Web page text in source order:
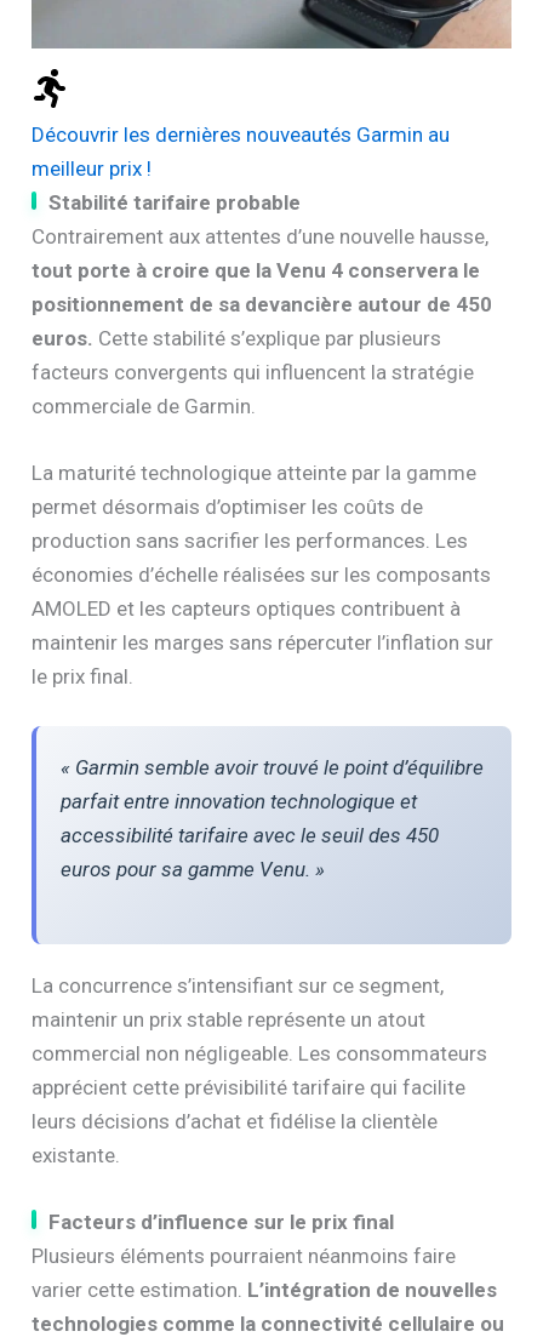
Découvrir les dernières nouveautés Garmin au
meilleur prix !
Stabilité tarifaire probable
Contrairement aux attentes d’une nouvelle hausse,
tout porte à croire que la Venu 4 conservera le
positionnement de sa devancière autour de 450
euros. Cette stabilité s’explique par plusieurs
facteurs convergents qui influencent la stratégie
commerciale de Garmin.
La maturité technologique atteinte par la gamme
permet désormais d’optimiser les coûts de
production sans sacrifier les performances. Les
économies d’échelle réalisées sur les composants
AMOLED et les capteurs optiques contribuent à
maintenir les marges sans répercuter l’inflation sur
le prix final.
« Garmin semble avoir trouvé le point d’équilibre
parfait entre innovation technologique et
accessibilité tarifaire avec le seuil des 450
euros pour sa gamme Venu. »
La concurrence s’intensifiant sur ce segment,
maintenir un prix stable représente un atout
commercial non négligeable. Les consommateurs
apprécient cette prévisibilité tarifaire qui facilite
leurs décisions d’achat et fidélise la clientèle
existante.
Facteurs d’influence sur le prix final
Plusieurs éléments pourraient néanmoins faire
varier cette estimation. L’intégration de nouvelles
technologies comme la connectivité cellulaire ou